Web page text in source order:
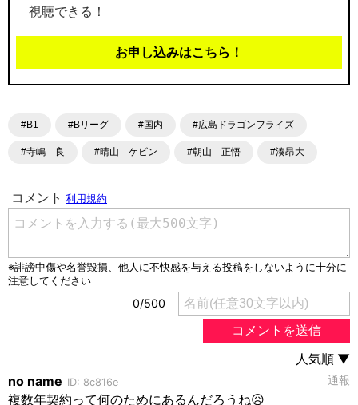
視聴できる！
お申し込みはこちら！
#B1 #Bリーグ #国内 #広島ドラゴンフライズ
#寺嶋 良 #晴山 ケビン #朝山 正悟 #湊昂大